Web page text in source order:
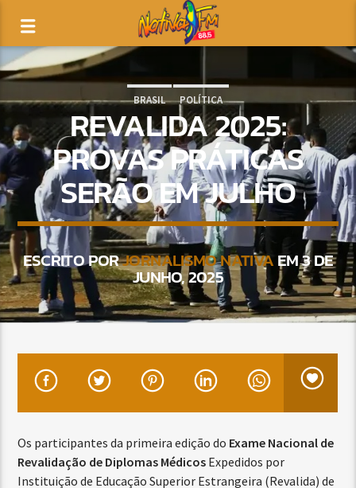
BRASIL POLÍTICA
REVALIDA 2025:
PROVAS PRÁTICAS
SERÃO EM JULHO
ESCRITO PORJORNALISMO NATIVAEM 3 DE
JUNHO, 2025
Os participantes da primeira edição do Exame Nacional de
Revalidação de Diplomas Médicos Expedidos por
Instituição de Educação Superior Estrangeira (Revalida) de